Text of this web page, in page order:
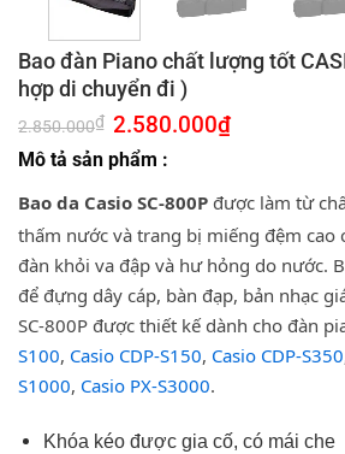
Bao đàn Piano chất lượng tốt
hợp di chuyển đi )
2.850.000₫ Giá
gốc
là:
2.850.000₫.
2.580.000₫Giá
Mô tả sản phẩm :
Bao da Casio SC-800P được làm từ
thấm nước và trang bị miếng đệm cao
đàn khỏi va đập và hư hỏng do nước.
để đựng dây cáp, bàn đạp, bản nhạc
SC-800P được thiết kế dành cho đàn
S100, Casio CDP-S150, Casio CDP-S350
S1000, Casio PX-S3000.
Khóa kéo được gia cố, có mái che